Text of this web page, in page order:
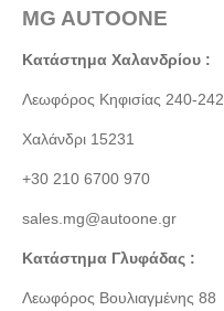
MG AUTOONE
Κατάστημα Χαλανδρίου :
Λεωφόρος Κηφισίας 240-242
Χαλάνδρι 15231
+30 210 6700 970
sales.mg@autoone.gr
Κατάστημα Γλυφάδας :
Λεωφόρος Βουλιαγμένης 88